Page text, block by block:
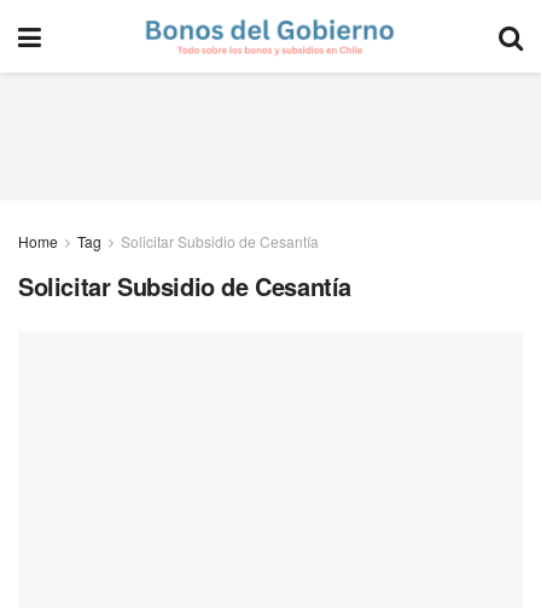
Home Tag Solicitar Subsidio de Cesantía
Solicitar Subsidio de Cesantía